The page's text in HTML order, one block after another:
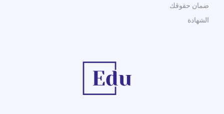
ضمان حقوقك
الشهادة